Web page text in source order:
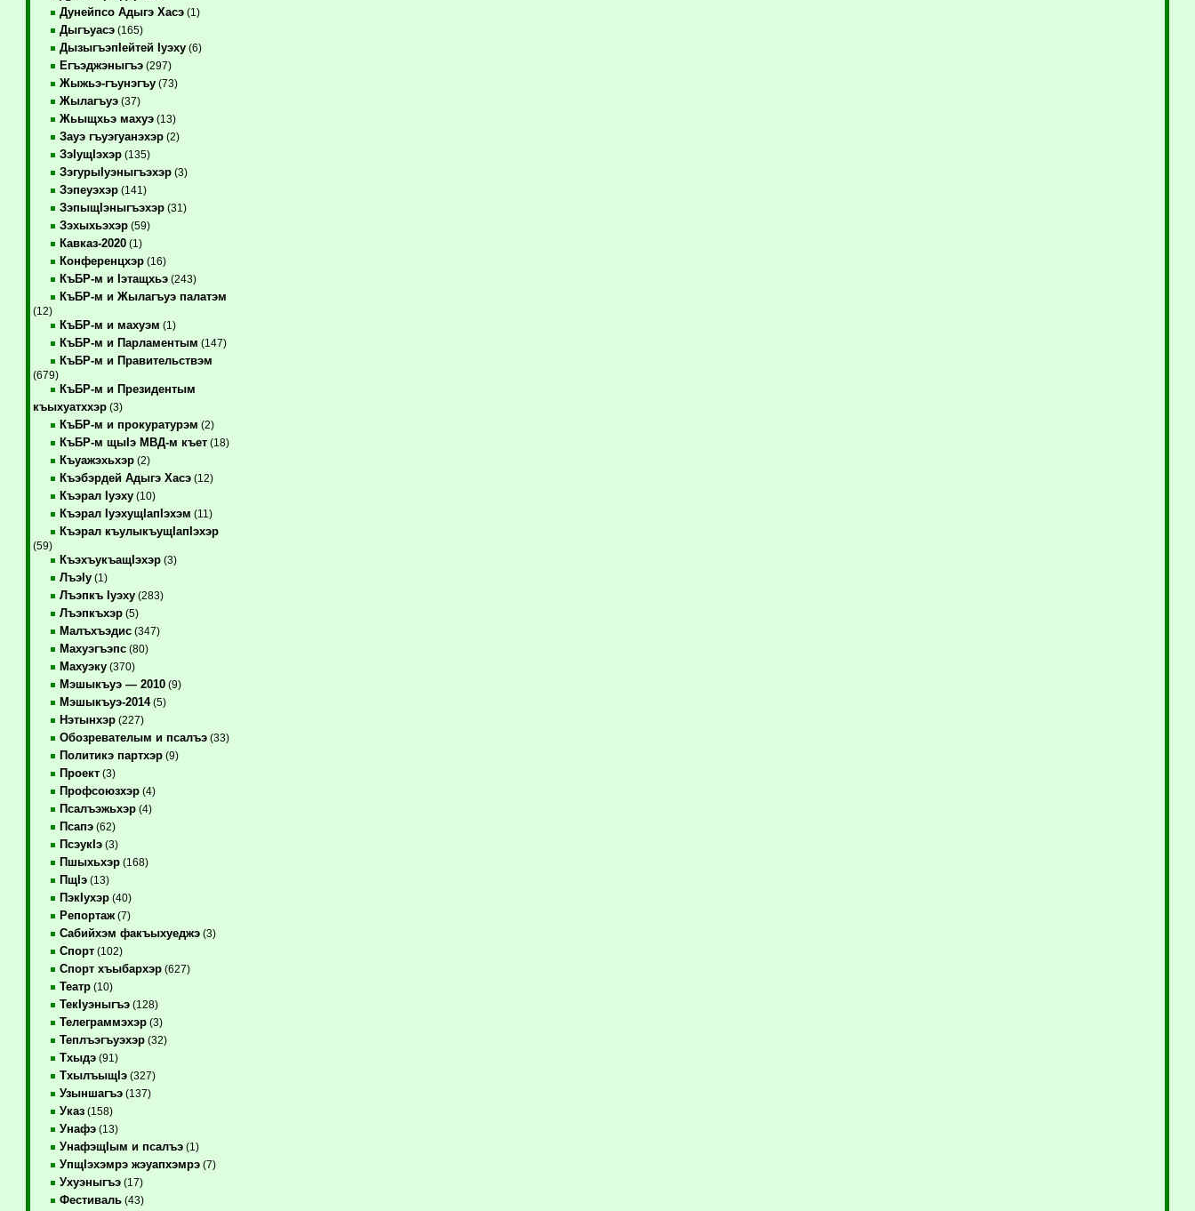
Дунейпсо Адыгэ Хасэ(1)
Дыгъуасэ(165)
ДызыгъэпIейтей Iуэху(6)
Егъэджэныгъэ(297)
Жыжьэ-гъунэгъу(73)
Жылагъуэ(37)
Жьыщхьэ махуэ(13)
Зауэ гъуэгуанэхэр(2)
ЗэIущIэхэр(135)
ЗэгурыIуэныгъэхэр(3)
Зэпеуэхэр(141)
ЗэпыщIэныгъэхэр(31)
Зэхыхьэхэр(59)
Кавказ-2020(1)
Конференцхэр(16)
КъБР-м и Iэтащхьэ(243)
КъБР-м и Жылагъуэ палатэм
(12)
КъБР-м и махуэм (1)
КъБР-м и Парламентым (147)
КъБР-м и Правительствэм
(679)
КъБР-м и Президентым
къыхуатххэр(3)
КъБР-м и прокуратурэм (2)
КъБР-м щыIэ МВД-м къет(18)
Къуажэхьхэр(2)
Къэбэрдей Адыгэ Хасэ(12)
Къэрал Iуэху(10)
Къэрал IуэхущIапIэхэм (11)
Къэрал къулыкъущIапIэхэр
(59)
КъэхъукъащIэхэр(3)
ЛъэIу(1)
Лъэпкъ Iуэху(283)
Лъэпкъхэр(5)
Малъхъэдис(347)
Махуэгъэпс(80)
Махуэку(370)
Мэшыкъуэ — 2010(9)
Мэшыкъуэ-2014(5)
Нэтынхэр(227)
Обозревателым и псалъэ(33)
Политикэ партхэр(9)
Проект(3)
Профсоюзхэр(4)
Псалъэжьхэр(4)
Псапэ(62)
ПсэукIэ(3)
Пшыхьхэр(168)
ПщIэ(13)
ПэкIухэр(40)
Репортаж(7)
Сабийхэм факъыхуеджэ(3)
Спорт(102)
Спорт хъыбархэр(627)
Театр(10)
ТекIуэныгъэ(128)
Телеграммэхэр(3)
Теплъэгъуэхэр(32)
Тхыдэ(91)
ТхылъыщIэ(327)
Узыншагъэ(137)
Указ(158)
Унафэ(13)
УнафэщIым и псалъэ(1)
УпщIэхэмрэ жэуапхэмрэ(7)
Ухуэныгъэ(17)
Фестиваль(43)